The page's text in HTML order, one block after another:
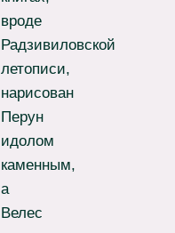
вроде
Радзивиловской
летописи,
нарисован
Перун
идолом
каменным,
а
Велес